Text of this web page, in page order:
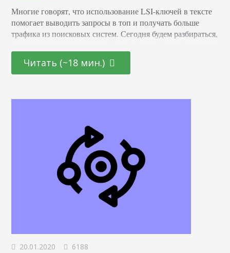
Многие говорят, что использование LSI-ключей в тексте
помогает выводить запросы в топ и получать больше
трафика из поисковых систем. Сегодня будем разбираться,
статью про LSI и увидите в ней: что Google использует
технологию для индексации страниц; соответственно,
запросы Речь…
Читать (~18 мин.)
20.01.2020 6188